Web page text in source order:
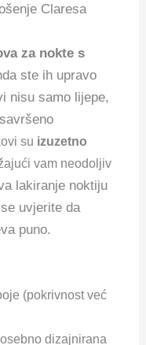
Claresa
za nokte s
ste ih upravo
nisu samo lijepe,
su izuzetno
vam neodoljiv
lakiranje noktiju
uvjerite da
puno.
(pokrivnost već
dizajnirana